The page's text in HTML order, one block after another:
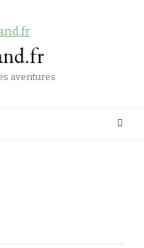
aventures